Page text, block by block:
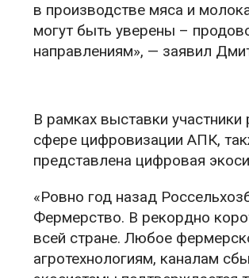
в производстве мяса и
могут быть уверены –
направлениям», — заявил
В рамках выставки
сфере цифровизации АПК,
представлена цифровая
«Ровно год назад
Фермерство. В рекордно
всей стране. Любое
агротехнологиям, каналам